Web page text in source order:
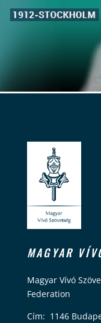
MAGYAR
Magyar Vívó
Federation
Cím: 1146